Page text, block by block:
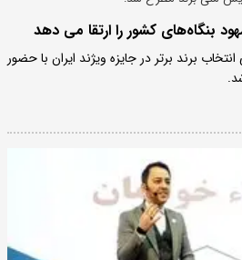
بنگاه‌های کشور را ارتقا می دهد
برند برتر در جایزه ویژند ایران با حضور